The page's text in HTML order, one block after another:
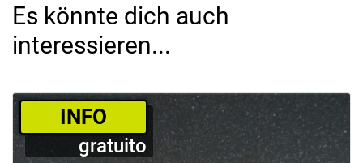
Es könnte dich auch
interessieren...
­INFO
gratuito